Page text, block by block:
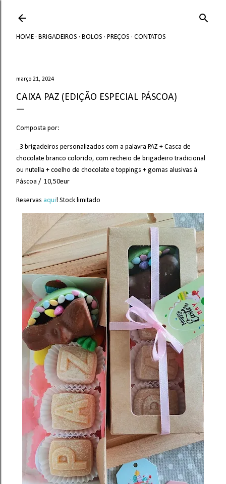
HOME BRIGADEIROS BOLOS PREÇOS CONTATOS
março 21, 2024
CAIXA PAZ (EDIÇÃO ESPECIAL PÁSCOA)
Composta por:
_3 brigadeiros personalizados com a palavra PAZ + Casca de
chocolate branco colorido, com recheio de brigadeiro tradicional
ou nutella + coelho de chocolate e toppings + gomas alusivas à
Páscoa / 10,50eur
Reservas aqui! Stock limitado